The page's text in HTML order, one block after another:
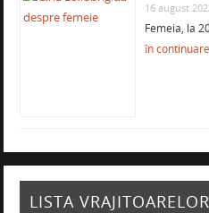
16 august
Femeia, la
în
LISTA VRAJITOARELOR